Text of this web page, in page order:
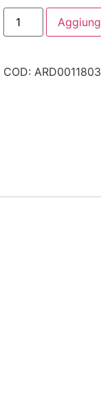
COD: ARD0011803